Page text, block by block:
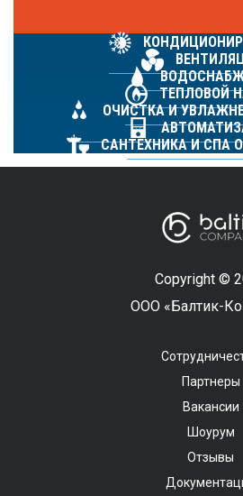
ТЕПЛОВОЙ
ОЧИСТКА И
САНТЕХНИКА И СПА
Copyright ©
ООО «Балтик-
Партнеры
Вакансии
Шоурум
Отзывы